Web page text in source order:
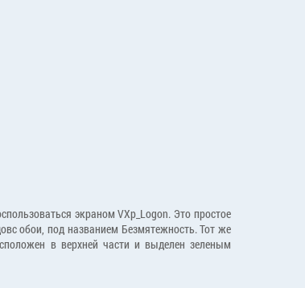
экраном VXp_Logon. Это простое
обои, под названием Безмятежность. Тот же
в верхней части и выделен зеленым